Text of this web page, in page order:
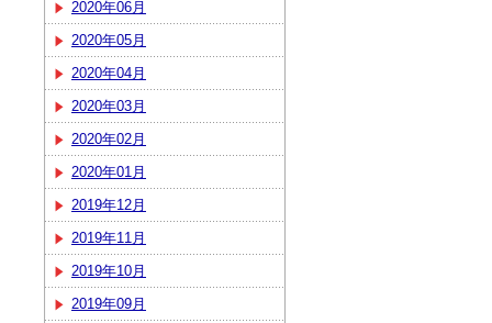
2020年06月
2020年05月
2020年04月
2020年03月
2020年02月
2020年01月
2019年12月
2019年11月
2019年10月
2019年09月